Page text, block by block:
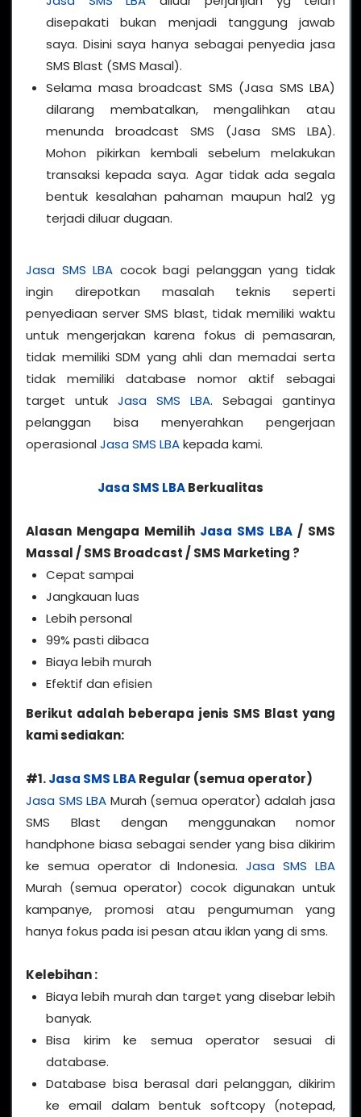
disepakati bukan menjadi tanggung jawab
saya. Disini saya hanya sebagai penyedia jasa
SMS Blast (SMS Masal).
Selama masa broadcast SMS (Jasa SMS LBA)
dilarang membatalkan, mengalihkan atau
menunda broadcast SMS (Jasa SMS LBA).
Mohon pikirkan kembali sebelum melakukan
transaksi kepada saya. Agar tidak ada segala
bentuk kesalahan pahaman maupun hal2 yg
terjadi diluar dugaan.
Jasa SMS LBA cocok bagi pelanggan yang tidak
ingin direpotkan masalah teknis seperti
penyediaan server SMS blast, tidak memiliki waktu
untuk mengerjakan karena fokus di pemasaran,
tidak memiliki SDM yang ahli dan memadai serta
tidak memiliki database nomor aktif sebagai
target untuk Jasa SMS LBA. Sebagai gantinya
pelanggan bisa menyerahkan pengerjaan
operasionalJasa SMS LBAkepada kami.
Jasa SMS LBABerkualitas
Alasan Mengapa Memilih Jasa SMS LBA / SMS
Massal / SMS Broadcast / SMS Marketing ?
Cepat sampai
Jangkauan luas
Lebih personal
99% pasti dibaca
Biaya lebih murah
Efektif dan efisien
Berikut adalah beberapa jenis SMS Blast yang
kami sediakan:
#1.Jasa SMS LBARegular (semua operator)
Jasa SMS LBA Murah (semua operator) adalah jasa
SMS Blast dengan menggunakan nomor
handphone biasa sebagai sender yang bisa dikirim
ke semua operator di Indonesia.Jasa SMS LBA
Murah (semua operator) cocok digunakan untuk
kampanye, promosi atau pengumuman yang
hanya fokus pada isi pesan atau iklan yang di sms.
Kelebihan :
Biaya lebih murah dan target yang disebar lebih
banyak.
Bisa kirim ke semua operator sesuai di
database.
Database bisa berasal dari pelanggan, dikirim
ke email dalam bentuk softcopy (notepad,